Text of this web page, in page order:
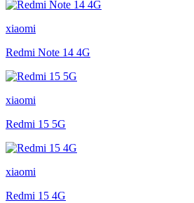
xiaomi
Redmi Note 14 4G
xiaomi
Redmi 15 5G
xiaomi
Redmi 15 4G